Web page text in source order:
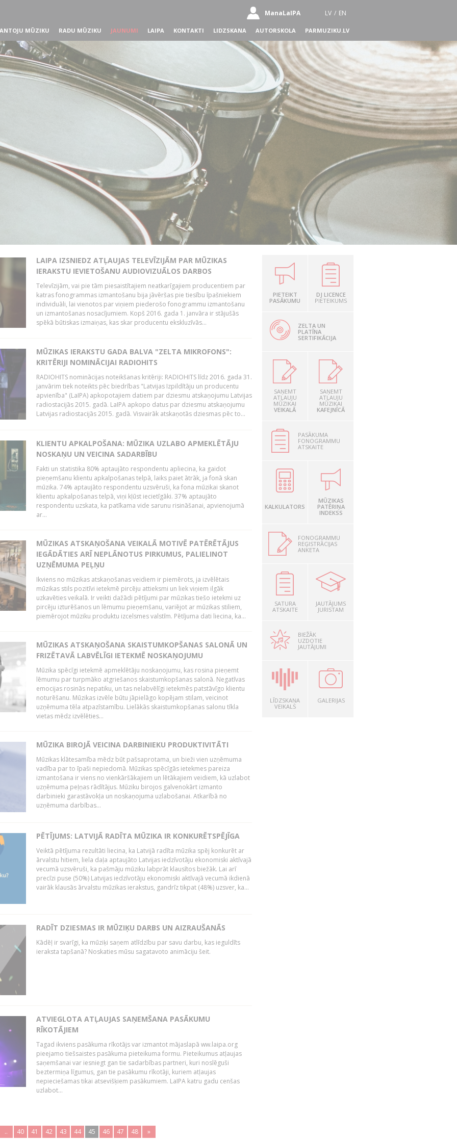
ManaLaIPA LV / EN
MŪZIKU RADU MŪZIKU JAUNUMI LAIPA KONTAKTI LIDZSKANA AUTORSKOLA PARMUZIKU.LV
LAIPA IZSNIEDZ ATĻAUJAS TELEVĪZIJĀM PAR MŪZIKAS
IERAKSTU IEVIETOŠANU AUDIOVIZUĀLOS DARBOS
Televīzijām, vai pie tām piesaistītajiem neatkarīgajiem producentiem par
katras fonogrammas izmantošanu bija jāvēršas pie tiesību īpašniekiem
individuāli, lai vienotos par viņiem piederošo fonogrammu izmantošanu
un izmantošanas nosacījumiem. Kopš 2016. gada 1. janvāra ir stājušās
spēkā būtiskas izmaiņas, kas skar producentu ekskluzīvās...
MŪZIKAS IERAKSTU GADA BALVA "ZELTA MIKROFONS":
KRITĒRIJI NOMINĀCIJAI RADIOHITS
RADIOHITS nominācijas noteikšanas kritēriji: RADIOHITS līdz 2016. gada 31.
janvārim tiek noteikts pēc biedrības "Latvijas Izpildītāju un producentu
apvienība" (LaIPA) apkopotajiem datiem par dziesmu atskaņojumu Latvijas
radiostacijās 2015. gadā. LaIPA apkopo datus par dziesmu atskaņojumu
Latvijas radiostacijās 2015. gadā. Visvairāk atskaņotās dziesmas pēc to...
KLIENTU APKALPOŠANA: MŪZIKA UZLABO APMEKLĒTĀJU
NOSKAŅU UN VEICINA SADARBĪBU
Fakti un statistika 80% aptaujāto respondentu apliecina, ka gaidot
pieņemšanu klientu apkalpošanas telpā, laiks paiet ātrāk, ja fonā skan
mūzika. 74% aptaujāto respondentu uzsvēruši, ka fona mūzikai skanot
klientu apkalpošanas telpā, viņi kļūst iecietīgāki. 37% aptaujāto
respondentu uzskata, ka patīkama vide sarunu risināšanai, apvienojumā
ar...
MŪZIKAS ATSKAŅOŠANA VEIKALĀ MOTIVĒ PATĒRĒTĀJUS
IEGĀDĀTIES ARĪ NEPLĀNOTUS PIRKUMUS, PALIELINOT
UZŅĒMUMA PEĻŅU
Ikviens no mūzikas atskaņošanas veidiem ir piemērots, ja izvēlētais
mūzikas stils pozitīvi ietekmē pircēju attieksmi un liek viņiem ilgāk
uzkavēties veikalā. Ir veikti dažādi pētījumi par mūzikas tiešo ietekmi uz
pircēju izturēšanos un lēmumu pieņemšanu, variējot ar mūzikas stiliem,
piemērojot mūziku produktu izcelsmes valstīm. Pētījuma dati liecina, ka...
MŪZIKAS ATSKAŅOŠANA SKAISTUMKOPŠANAS SALONĀ UN
FRIZĒTAVĀ LABVĒLĪGI IETEKMĒ NOSKAŅOJUMU
Mūzika spēcīgi ietekmē apmeklētāju noskaņojumu, kas rosina pieņemt
lēmumu par turpmāko atgriešanos skaistumkopšanas salonā. Negatīvas
emocijas rosinās nepatiku, un tas nelabvēlīgi ietekmēs patstāvīgo klientu
noturēšanu. Mūzikas izvēle būtu jāpielāgo kopējam stilam, veicinot
uzņēmuma tēla atpazīstamību. Lielākās skaistumkopšanas salonu tīkla
vietas mēdz izvēlēties...
MŪZIKA BIROJĀ VEICINA DARBINIEKU PRODUKTIVITĀTI
Mūzikas klātesamība mēdz būt pašsaprotama, un bieži vien uzņēmuma
vadība par to īpaši nepiedomā. Mūzikas spēcīgās ietekmes pareiza
izmantošana ir viens no vienkāršākajiem un lētākajiem veidiem, kā uzlabot
uzņēmuma peļņas rādītājus. Mūziku birojos galvenokārt izmanto
darbinieki garastāvokļa un noskaņojuma uzlabošanai. Atkarībā no
uzņēmuma darbības...
PĒTĪJUMS: LATVIJĀ RADĪTA MŪZIKA IR KONKURĒTSPĒJĪGA
Veiktā pētījuma rezultāti liecina, ka Latvijā radīta mūzika spēj konkurēt ar
ārvalstu hitiem, liela daļa aptaujāto Latvijas iedzīvotāju ekonomiski aktīvajā
vecumā uzsvēruši, ka pašmāju mūziku labprāt klausītos biežāk. Lai arī
precīzi puse (50%) Latvijas iedzīvotāju ekonomiski aktīvajā vecumā ikdienā
vairāk klausās ārvalstu mūzikas ierakstus, gandrīz tikpat (48%) uzsver, ka...
RADĪT DZIESMAS IR MŪZIĶU DARBS UN AIZRAUŠANĀS
Kādēļ ir svarīgi, ka mūziķi saņem atlīdzību par savu darbu, kas ieguldīts
ieraksta tapšanā? Noskaties mūsu sagatavoto animāciju šeit.
ATVIEGLOTA ATĻAUJAS SAŅEMŠANA PASĀKUMU
RĪKOTĀJIEM
Tagad ikviens pasākuma rīkotājs var izmantot mājaslapā ww.laipa.org
pieejamo tiešsaistes pasākuma pieteikuma formu. Pieteikumus atļaujas
saņemšanai var iesniegt gan tie sadarbības partneri, kuri noslēguši
beztermiņa līgumus, gan tie pasākumu rīkotāji, kuriem atļaujas
nepieciešamas tikai atsevišķiem pasākumiem. LaIPA katru gadu cenšas
uzlabot...
.. 40 41 42 43 44 45 46 47 48 »
PIETEIKT
PASĀKUMU
DJ LICENCE
PIETEIKUMS
ZELTA UN
PLATĪNA
SERTIFIKĀCIJA
SAŅEMT
ATĻAUJU
MŪZIKAI
VEIKALĀ
SAŅEMT
ATĻAUJU
MŪZIKAI
KAFEJNĪCĀ
PASĀKUMA
FONOGRAMMU
ATSKAITE
KALKULATORS
MŪZIKAS
PATĒRIŅA
INDEKSS
FONOGRAMMU
REĢISTRĀCIJAS
ANKETA
SATURA
ATSKAITE
JAUTĀJUMS
JURISTAM
BIEŽĀK
UZDOTIE
JAUTĀJUMI
LĪDZSKAŅA
VEIKALS
GALERIJAS